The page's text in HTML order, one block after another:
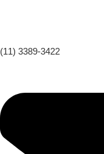
(11) 3389-3422